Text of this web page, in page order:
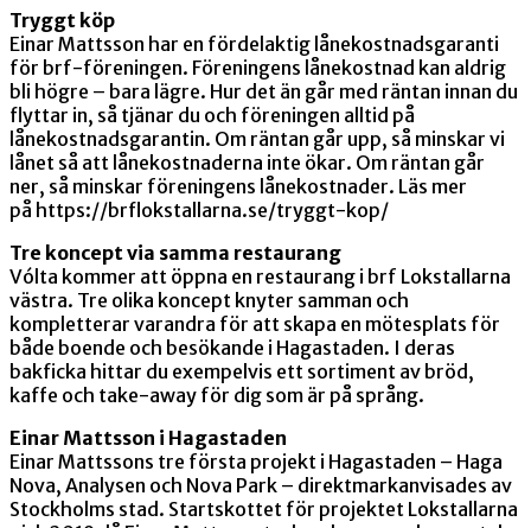
Tryggt köp
Einar Mattsson har en fördelaktig lånekostnadsgaranti
för brf-föreningen. Föreningens lånekostnad kan aldrig
bli högre – bara lägre. Hur det än går med räntan innan du
flyttar in, så tjänar du och föreningen alltid på
lånekostnadsgarantin. Om räntan går upp, så minskar vi
lånet så att lånekostnaderna inte ökar. Om räntan går
ner, så minskar föreningens lånekostnader. Läs mer
på https://brflokstallarna.se/tryggt-kop/
Tre koncept via samma restaurang
Vólta kommer att öppna en restaurang i brf Lokstallarna
västra. Tre olika koncept knyter samman och
kompletterar varandra för att skapa en mötesplats för
både boende och besökande i Hagastaden. I deras
bakficka hittar du exempelvis ett sortiment av bröd,
kaffe och take-away för dig som är på språng.
Einar Mattsson i Hagastaden
Einar Mattssons tre första projekt i Hagastaden – Haga
Nova, Analysen och Nova Park – direktmarkanvisades av
Stockholms stad. Startskottet för projektet Lokstallarna